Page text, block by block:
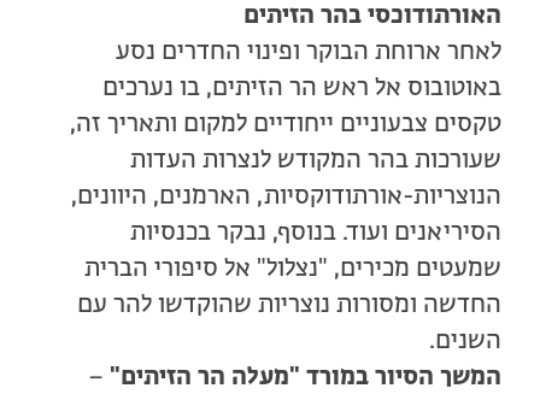
האורתודוכסי בהר הזיתים
לאחר ארוחת הבוקר ופינוי החדרים נסע
באוטובוס אל ראש הר הזיתים, בו נערכים
טקסים צבעוניים ייחודיים למקום ותאריך זה,
שעורכות בהר המקודש לנצרות העדות
הנוצריות-אורתודוקסיות, הארמנים, היוונים,
הסיריאנים ועוד. בנוסף, נבקר בכנסיות
שמעטים מכירים, "נצלול" אל סיפורי הברית
החדשה ומסורות נוצריות שהוקדשו להר עם
השנים.
המשך הסיור במורד "מעלה הר הזיתים" –